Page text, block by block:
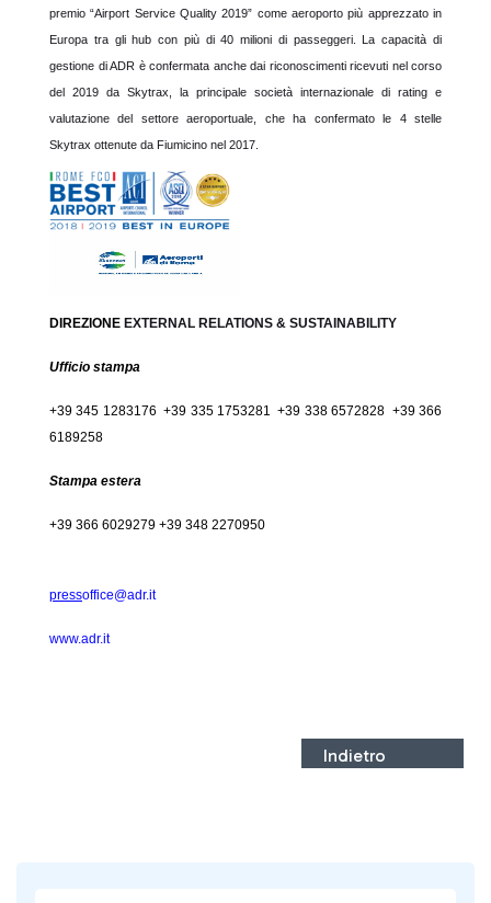
premio “Airport Service Quality 2019” come aeroporto più apprezzato in
Europa tra gli hub con più di 40 milioni di passeggeri. La capacità di
gestione di ADR è confermata anche dai riconoscimenti ricevuti nel corso
del 2019 da Skytrax, la principale società internazionale di rating e
valutazione del settore aeroportuale, che ha confermato le 4 stelle
Skytrax ottenute da Fiumicino nel 2017.
DIREZIONE EXTERNAL RELATIONS & SUSTAINABILITY
Ufficio stampa
+39 345 1283176 +39 335 1753281 +39 338 6572828 +39 366
6189258
Stampa estera
+39 366 6029279 +39 348 2270950
pressoffice@adr.it
www.adr.it
Indietro